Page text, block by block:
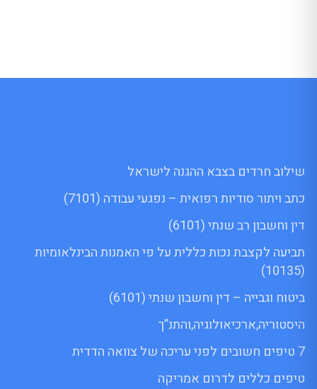
שילוב חרדים בצבא ההגנה לישראל
כתב ויתור סודיות רפואית – נפגעי עבודה (7101)
דין וחשבון רב שנתי (6101)
תביעה לקצבת נכות כללית על פי האמנות הבינלאומיות
(10135)
ביטוח וגבייה – דין וחשבון שנתי (6101)
היסטוריה,ארכיאולוגיה,והתנ”ך
7 טיפים חשובים לפני עריכה של צוואה הדדית
טיפים כללים לדרום אמריקה